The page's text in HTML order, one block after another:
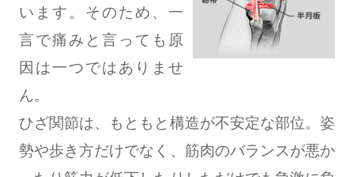
います。そのため、一
言で痛みと言っても原
因は一つではありませ
ん。
ひざ関節は、もともと構造が不安定な部位。姿
勢や歩き方だけでなく、筋肉のバランスが悪か